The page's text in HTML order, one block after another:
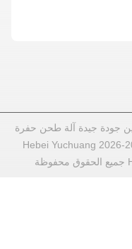
جيدة آلة طحن حفرة
CNC المورد. حقوق الطبع والنشر © 2025-2026 Hebei Yuchuang